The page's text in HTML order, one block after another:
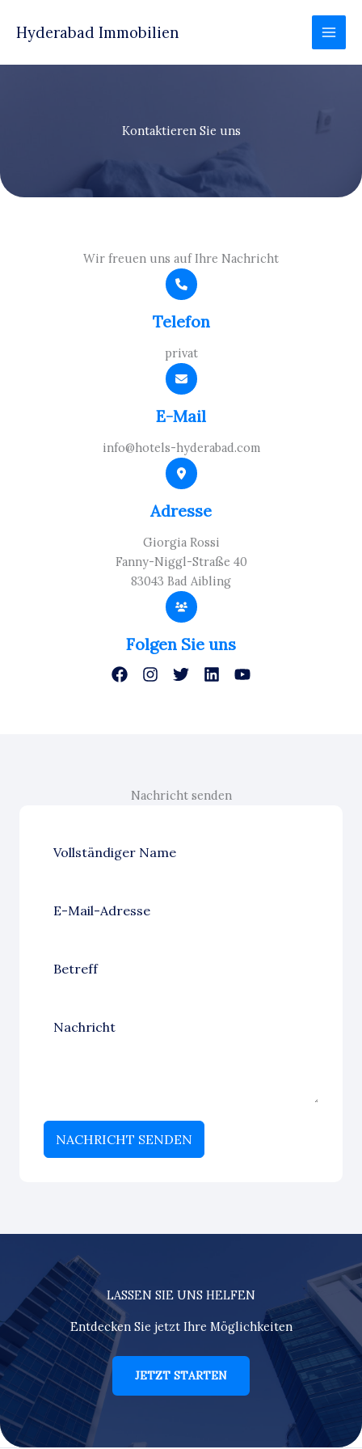
Inhalt
springen
Hyderabad Immobilien
Kontaktieren Sie uns
Wir freuen uns auf Ihre Nachricht
Telefon
privat
E-Mail
info@hotels-hyderabad.com
Adresse
Giorgia Rossi
Fanny-Niggl-Straße 40
83043 Bad Aibling
Folgen Sie uns
Nachricht senden
NACHRICHT SENDEN
LASSEN SIE UNS HELFEN
Entdecken Sie jetzt Ihre Möglichkeiten
JETZT STARTEN